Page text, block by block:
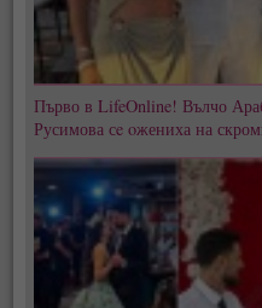
Първо в LifeOnline! Вълчо
Русимова сe oжениха на